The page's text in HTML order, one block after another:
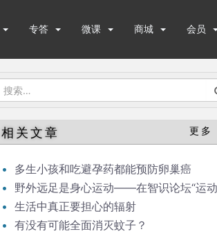
专答 微课 商城 会员
搜
：
相关文章 更多
多生小孩和吃避孕药都能预防卵巢癌
野外远足是身心运动——在智识论坛“运动
与健康”的发言
生活中真正要担心的辐射
有没有可能全面消灭蚊子？